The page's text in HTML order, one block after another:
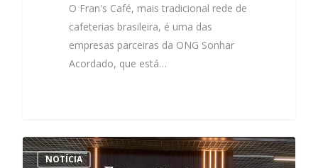
O Fran's Café, mais tradicional rede de
cafeterias brasileira, é uma das
empresas parceiras da ONG Sonhar
Acordado, que está…
NOTÍCIA